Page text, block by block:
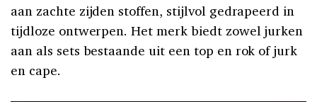
aan zachte zijden stoffen, stijlvol gedrapeerd in
tijdloze ontwerpen. Het merk biedt zowel jurken
aan als sets bestaande uit een top en rok of jurk
en cape.